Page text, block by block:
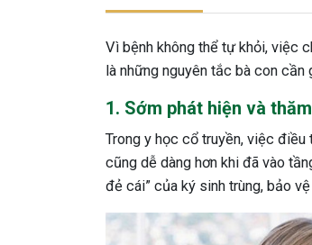
Vì bệnh không thể tự khỏi, việc
là những nguyên tắc bà con cần
1. Sớm phát hiện và
Trong y học cổ truyền, việc
cũng dễ dàng hơn khi đã vào
đẻ cái” của ký sinh trùng, bảo